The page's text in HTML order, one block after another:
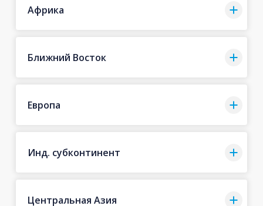
Африка
Ближний Восток
Европа
Инд. субконтинент
Центральная Азия